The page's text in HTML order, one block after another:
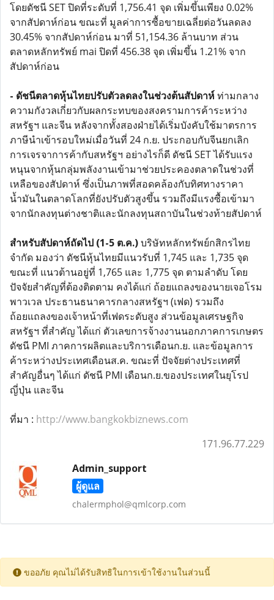
โดยดัชนี SET ปิดที่ระดับที่ 1,756.41 จุด เพิ่มขึ้นเพียง 0.02%
จากสัปดาห์ก่อน ขณะที่ มูลค่าการซื้อขายเฉลี่ยต่อวันลดลง
30.45% จากสัปดาห์ก่อน มาที่ 51,154.36 ล้านบาท ส่วน
ตลาดหลักทรัพย์ mai ปิดที่ 456.38 จุด เพิ่มขึ้น 1.21% จาก
สัปดาห์ก่อน
- ดัชนีตลาดหุ้นไทยปรับตัวลดลงในช่วงต้นสัปดาห์ท่ามกลาง
ความกังวลเกี่ยวกับผลกระทบของสงครามการค้าระหว่าง
สหรัฐฯ และจีน หลังจากทั้งสองฝ่ายได้เริ่มบังคับใช้มาตรการ
ภาษีนำเข้ารอบใหม่เมื่อวันที่ 24 ก.ย. ประกอบกับจีนยกเลิก
การเจรจาการค้ากับสหรัฐฯ อย่างไรก็ดี ดัชนี SET ได้รับแรง
หนุนจากหุ้นกลุ่มพลังงานเข้ามาช่วยประคองตลาดในช่วงที่
เหลือของสัปดาห์ ซึ่งเป็นภาพที่สอดคล้องกับทิศทางราคา
น้ำมันในตลาดโลกที่ยังปรับตัวสูงขึ้น รวมถึงมีแรงซื้อเข้ามา
จากนักลงทุนต่างชาติและนักลงทุนสถาบันในช่วงท้ายสัปดาห์
สำหรับสัปดาห์ถัดไป (1-5 ต.ค.)บริษัทหลักทรัพย์กสิกรไทย
จำกัด มองว่า ดัชนีหุ้นไทยมีแนวรับที่ 1,745 และ 1,735 จุด
ขณะที่ แนวต้านอยู่ที่ 1,765 และ 1,775 จุด ตามลำดับ โดย
ปัจจัยสำคัญที่ต้องติดตาม คงได้แก่ ถ้อยแถลงของนายเจอโรม
พาวเวล ประธานธนาคารกลางสหรัฐฯ (เฟด) รวมถึง
ถ้อยแถลงของเจ้าหน้าที่เฟดระดับสูง ส่วนข้อมูลเศรษฐกิจ
สหรัฐฯ ที่สำคัญ ได้แก่ ตัวเลขการจ้างงานนอกภาคการเกษตร
ดัชนี PMI ภาคการผลิตและบริการเดือนก.ย. และข้อมูลการ
ค้าระหว่างประเทศเดือนส.ค. ขณะที่ ปัจจัยต่างประเทศที่
สำคัญอื่นๆ ได้แก่ ดัชนี PMI เดือนก.ย.ของประเทศในยุโรป
ญี่ปุ่น และจีน
ที่มา : http://www.bangkokbiznews.com
171.96.77.229
Admin_support
ผู้ดูแล
chalermphol@qmlcorp.com
ขออภัย คุณไม่ได้รับสิทธิในการเข้าใช้งานในส่วนนี้